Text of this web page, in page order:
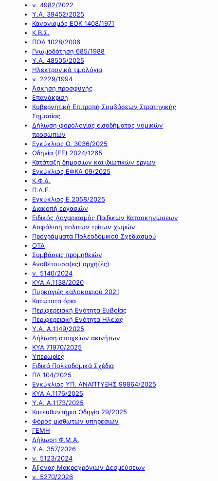
ν. 4982/2022
Υ.Α. 39452/2025
Κανονισμός ΕΟΚ 1408/1971
Κ.Β.Σ.
ΠΟΛ 1028/2006
Γνωμοδότηση 685/1988
Υ.Α. 48505/2025
Ηλεκτρονικά τιμολόγια
ν. 2229/1994
Άσκηση προσφυγής
Επανάκριση
Κυβερνητική Επιτροπή Συμβάσεων Στρατηγικής
Σημασίας
Δήλωση φορολογίας εισοδήματος νομικών
προσώπων
Εγκύκλιος Ο. 3036/2025
Οδηγία (ΕΕ) 2024/1265
Κατάταξη δημοσίων και ιδιωτικών έργων
Εγκύκλιος ΕΦΚΑ 09/2025
Κ.Φ.Δ.
Π.Δ.Ε.
Εγκύκλιος Ε.2058/2025
Διακοπή εργασιών
Ειδικός Λογαριασμός Παιδικών Κατασκηνώσεων
Ασφάλιση πολιτών τρίτων χωρών
Προγράμματα Πολεοδομικού Σχεδιασμού
ΟΤΑ
Συμβάσεις προμηθειών
Αναθέτουσα(ες) αρχή(ές)
ν. 5140/2024
ΚΥΑ Α.1138/2020
Πυρκαγιές καλοκαιριού 2021
Κατώτατα όρια
Περιφερειακή Ενότητα Ευβοίας
Περιφερειακή Ενότητα Ηλείας
Υ.Α. Α.1149/2025
Δήλωση στοιχείων ακινήτων
ΚΥΑ 71970/2025
Υπερωρίες
Ειδικά Πολεοδομικά Σχέδια
ΠΔ 104/2025
Εγκύκλιος ΥΠ. ΑΝΑΠΤΥΞΗΣ 99864/2025
ΚΥΑ Α.1176/2025
Υ.Α. Α.1173/2025
Κατευθυντήρια Οδηγία 29/2025
Φόρος μισθωτών υπηρεσιών
ΓΕΜΗ
Δήλωση Φ.Μ.Α.
Υ.Α. 357/2026
ν. 5123/2024
Άξονας Μακροχρόνιων Δεσμεύσεων
ν. 5270/2026